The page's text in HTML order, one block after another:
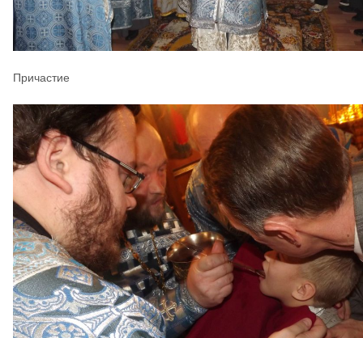
Причастие